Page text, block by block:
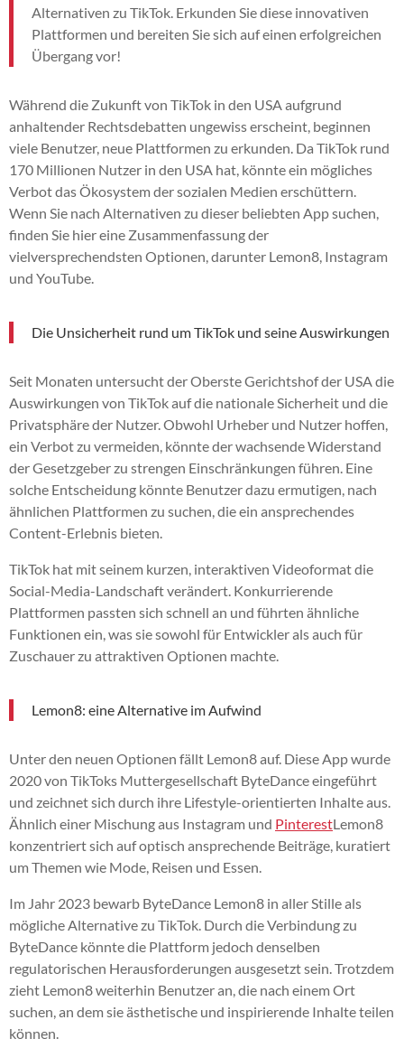
Alternativen zu TikTok. Erkunden Sie diese innovativen
Plattformen und bereiten Sie sich auf einen erfolgreichen
Übergang vor!
Während die Zukunft von TikTok in den USA aufgrund
anhaltender Rechtsdebatten ungewiss erscheint, beginnen
viele Benutzer, neue Plattformen zu erkunden. Da TikTok rund
170 Millionen Nutzer in den USA hat, könnte ein mögliches
Verbot das Ökosystem der sozialen Medien erschüttern.
Wenn Sie nach Alternativen zu dieser beliebten App suchen,
finden Sie hier eine Zusammenfassung der
vielversprechendsten Optionen, darunter Lemon8, Instagram
und YouTube.
Die Unsicherheit rund um TikTok und seine Auswirkungen
Seit Monaten untersucht der Oberste Gerichtshof der USA die
Auswirkungen von TikTok auf die nationale Sicherheit und die
Privatsphäre der Nutzer. Obwohl Urheber und Nutzer hoffen,
ein Verbot zu vermeiden, könnte der wachsende Widerstand
der Gesetzgeber zu strengen Einschränkungen führen. Eine
solche Entscheidung könnte Benutzer dazu ermutigen, nach
ähnlichen Plattformen zu suchen, die ein ansprechendes
Content-Erlebnis bieten.
TikTok hat mit seinem kurzen, interaktiven Videoformat die
Social-Media-Landschaft verändert. Konkurrierende
Plattformen passten sich schnell an und führten ähnliche
Funktionen ein, was sie sowohl für Entwickler als auch für
Zuschauer zu attraktiven Optionen machte.
Lemon8: eine Alternative im Aufwind
Unter den neuen Optionen fällt Lemon8 auf. Diese App wurde
2020 von TikToks Muttergesellschaft ByteDance eingeführt
und zeichnet sich durch ihre Lifestyle-orientierten Inhalte aus.
Ähnlich einer Mischung aus Instagram und PinterestLemon8
konzentriert sich auf optisch ansprechende Beiträge, kuratiert
um Themen wie Mode, Reisen und Essen.
Im Jahr 2023 bewarb ByteDance Lemon8 in aller Stille als
mögliche Alternative zu TikTok. Durch die Verbindung zu
ByteDance könnte die Plattform jedoch denselben
regulatorischen Herausforderungen ausgesetzt sein. Trotzdem
zieht Lemon8 weiterhin Benutzer an, die nach einem Ort
suchen, an dem sie ästhetische und inspirierende Inhalte teilen
können.